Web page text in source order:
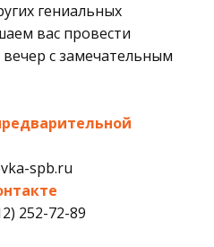
гениальных
вас провести
с замечательным
spb.ru
252-72-89